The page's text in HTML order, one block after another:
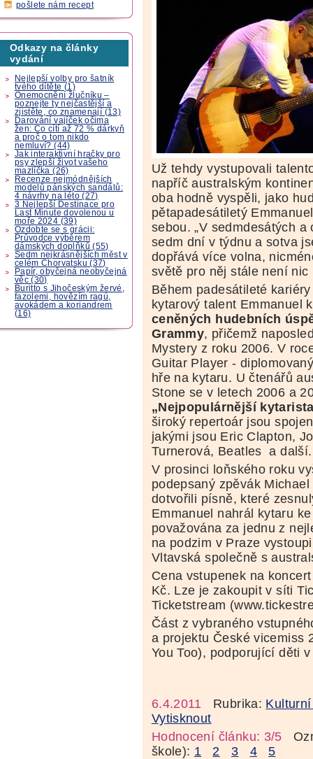
pošlete nám recept
Odkazy na články
vydání
Nejlepší volby pro šatník
tvého dítěte (1)
Onemocnění žlučníku –
poznejte ty nejčastější a
zjistěte, co znamenají (13)
Darování vajíček očima
žen: Co cítí až 72 % dárkyň
a proč o tom nikdo
nemluví? (44)
Jak interaktivní hračky pro
psy zlepší život vašeho
mazlíčka (26)
Recenze nejmódnějších
modelů pánských sandálů:
4 návrhy na léto (27)
3 Nejlepší Destinace pro
Last Minute dovolenou u
moře 2024 (39)
Ozdobte se s grácii:
Průvodce výběrem
dámských doplňků (55)
Sedm nejkrásnějších měst v
celém Chorvatsku (37)
Papír, obyčejná neobyčejná
věc (30)
Buritto s Jihočeským žervé,
fazolemi, hovězím ragú,
avokádem a koriandrem
(16)
Už tehdy vystupovali
napříč australským
oba hodně vyspěli, jako
pětapadesátiletý
sebou. „V sedmdesátých
sedm dní v týdnu a sotva
dopřává více volna,
světě pro něj stále není nic
Během padesátileté
kytarový talent Emmanuel
ceněných hudebních
Grammy, přičemž
Mystery z roku 2006. V
Guitar Player -
hře na kytaru. U čtenářů
Stone se v letech 2006 a
„Nejpopulárnější
široký repertoár jsou
jakými jsou Eric Clapton,
Turnerová, Beatles a další.
V prosinci loňského roku
podepsaný zpěvák
dotvořili písně, které
Emmanuel nahrál kytaru
považována za jednu z
na podzim v Praze
Vltavská společně s
Cena vstupenek na
Kč. Lze je zakoupit v síti
Ticketstream
Část z vybraného
a projektu České vicemiss
You Too), podporující děti
6.4.2011 Rubrika:
Vytisknout
Hodnocení článku: 3/5
škole): 1 2 3 4
5